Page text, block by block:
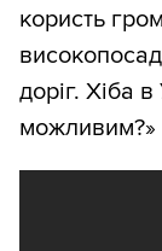
користь
доріг. Хіба
можливим?»